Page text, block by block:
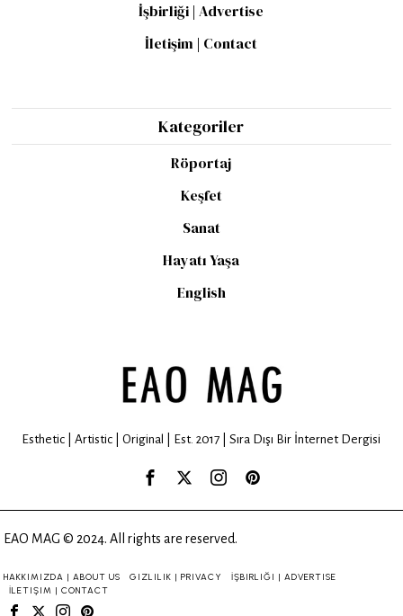
İşbirliği | Advertise
İletişim | Contact
Kategoriler
Röportaj
Keşfet
Sanat
Hayatı Yaşa
English
Esthetic | Artistic | Original | Est. 2017 | Sıra Dışı Bir İnternet Dergisi
EAO MAG © 2024. All rights are reserved.
HAKKIMIZDA | ABOUT US GIZLILIK | PRIVACY
İŞBIRLIĞI | ADVERTISE
İLETIŞIM | CONTACT